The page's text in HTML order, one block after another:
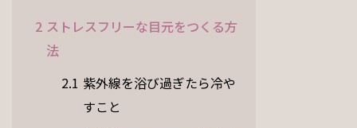
2 ストレスフリーな目元をつくる方
法
2.1 紫外線を浴び過ぎたら冷や
すこと